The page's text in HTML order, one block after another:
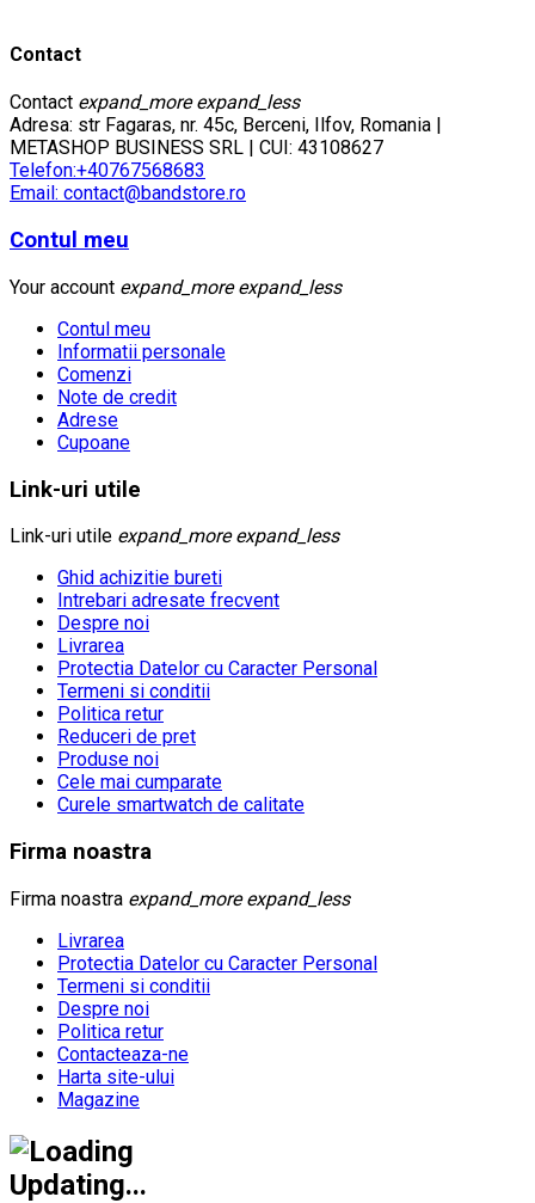
Contact
Contact expand_more expand_less
Adresa: str Fagaras, nr. 45c, Berceni, Ilfov, Romania |
METASHOP BUSINESS SRL | CUI: 43108627
Telefon:+40767568683
Email: contact@bandstore.ro
Contul meu
Your account expand_more expand_less
Contul meu
Informatii personale
Comenzi
Note de credit
Adrese
Cupoane
Link-uri utile
Link-uri utile expand_more expand_less
Ghid achizitie bureti
Intrebari adresate frecvent
Despre noi
Livrarea
Protectia Datelor cu Caracter Personal
Termeni si conditii
Politica retur
Reduceri de pret
Produse noi
Cele mai cumparate
Curele smartwatch de calitate
Firma noastra
Firma noastra expand_more expand_less
Livrarea
Protectia Datelor cu Caracter Personal
Termeni si conditii
Despre noi
Politica retur
Contacteaza-ne
Harta site-ului
Magazine
Updating...